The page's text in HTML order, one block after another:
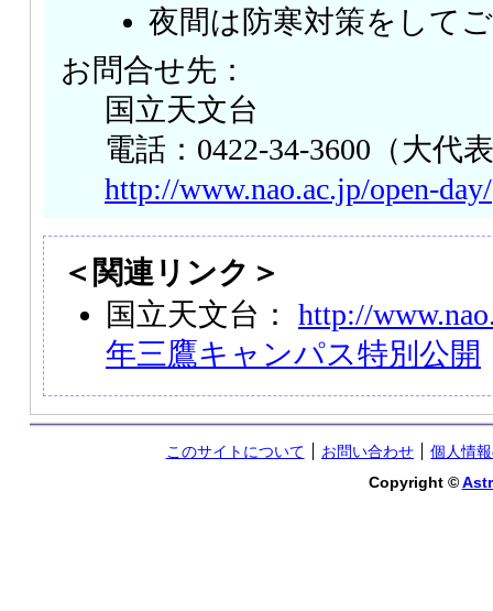
夜間は防寒対策をして
お問合せ先：
国立天文台
電話：0422-34-3600（大代
http://www.nao.ac.jp/open-day/
＜関連リンク＞
国立天文台： http://
年三鷹キャンパス特別公開
このサイトについて お問い合わせ
個人情
Copyright ©